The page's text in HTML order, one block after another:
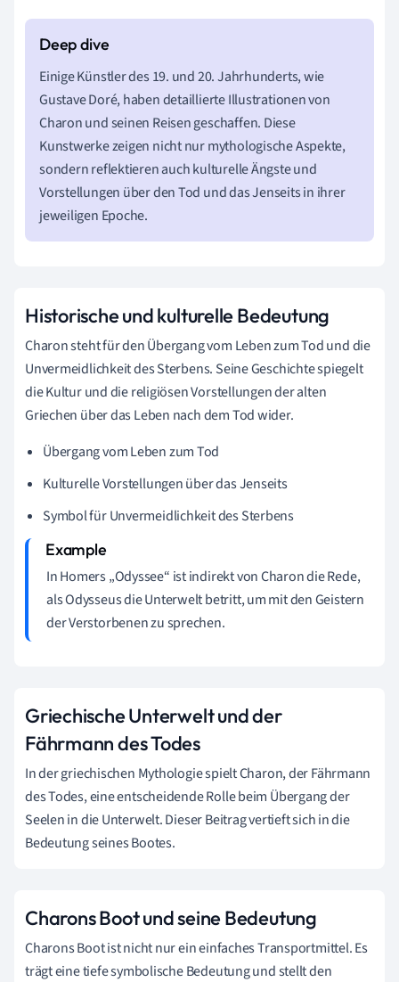
Einige Künstler des 19. und 20. Jahrhunderts, wie
Gustave Doré, haben detaillierte Illustrationen von
Charon und seinen Reisen geschaffen. Diese
Kunstwerke zeigen nicht nur mythologische Aspekte,
sondern reflektieren auch kulturelle Ängste und
Vorstellungen über den Tod und das Jenseits in ihrer
jeweiligen Epoche.
Historische und kulturelle Bedeutung
Charon steht für den Übergang vom Leben zum Tod und die
Unvermeidlichkeit des Sterbens. Seine Geschichte spiegelt
die Kultur und die religiösen Vorstellungen der alten
Griechen über das Leben nach dem Tod wider.
Übergang vom Leben zum Tod
Kulturelle Vorstellungen über das Jenseits
Symbol für Unvermeidlichkeit des Sterbens
In Homers „Odyssee“ ist indirekt von Charon die Rede,
als Odysseus die Unterwelt betritt, um mit den Geistern
der Verstorbenen zu sprechen.
Griechische Unterwelt und der
Fährmann des Todes
In der griechischen Mythologie spielt Charon, der Fährmann
des Todes, eine entscheidende Rolle beim Übergang der
Seelen in die Unterwelt. Dieser Beitrag vertieft sich in die
Bedeutung seines Bootes.
Charons Boot und seine Bedeutung
Charons Boot ist nicht nur ein einfaches Transportmittel. Es
trägt eine tiefe symbolische Bedeutung und stellt den